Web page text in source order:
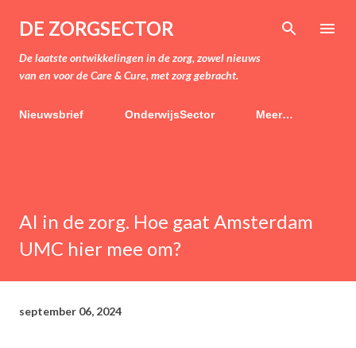
Doorgaan naar hoofdcontent
DE ZORGSECTOR
De laatste ontwikkelingen in de zorg, zowel nieuws
van en voor de Care & Cure, met zorg gebracht.
Nieuwsbrief OnderwijsSector Meer…
AI in de zorg. Hoe gaat Amsterdam
UMC hier mee om?
september 06, 2024